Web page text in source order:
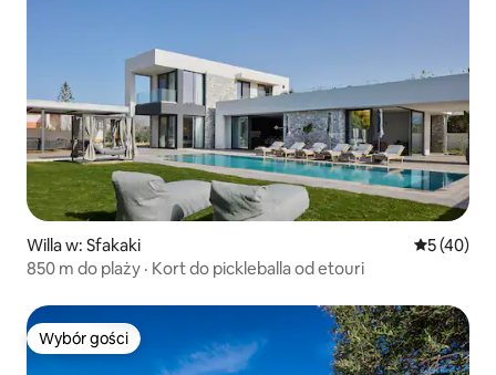
Willa w: Sfakaki Średnia
5 (40)
850 m do plaży · Kort do pickleballa od etouri
Wybór gości
Wybór gości